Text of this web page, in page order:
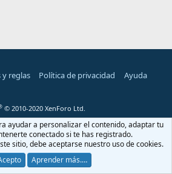
y reglas Política de privacidad Ayuda
© 2010-2020 XenForo Ltd.
ayudar a personalizar el contenido, adaptar tu
conectado si te has registrado.
sitio, debe aceptarse nuestro uso de cookies.
Aprender más.…